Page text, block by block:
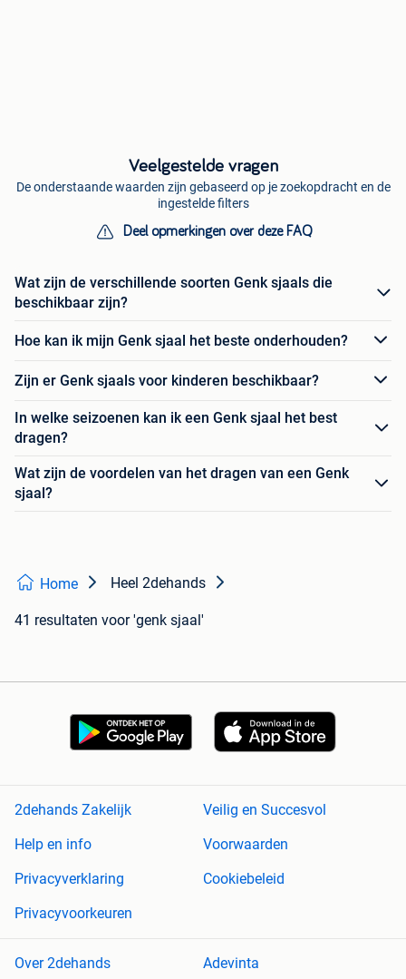
Veelgestelde vragen
De onderstaande waarden zijn gebaseerd op je zoekopdracht en de
ingestelde filters
Deel opmerkingen over deze FAQ
Wat zijn de verschillende soorten Genk sjaals die
beschikbaar zijn?
Hoe kan ik mijn Genk sjaal het beste onderhouden?
Zijn er Genk sjaals voor kinderen beschikbaar?
In welke seizoenen kan ik een Genk sjaal het best
dragen?
Wat zijn de voordelen van het dragen van een Genk
sjaal?
Home Heel 2dehands
41 resultaten voor 'genk sjaal'
2dehands Zakelijk
Veilig en Succesvol
Help en info
Voorwaarden
Privacyverklaring
Cookiebeleid
Privacyvoorkeuren
Over 2dehands Adevinta